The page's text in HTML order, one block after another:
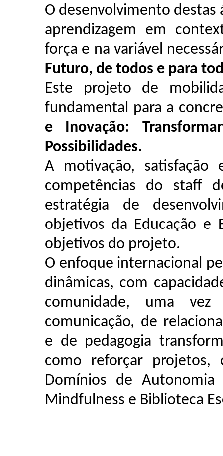
O desenvolvimento destas
aprendizagem em
força e na variável
Futuro, de todos e para
Este projeto de
fundamental para a
e Inovação:
Possibilidades.
A motivação, satisfação
competências do staff
estratégia de
objetivos da Educação e
objetivos do projeto.
O enfoque internacional
dinâmicas, com
comunidade, uma
comunicação, de
e de pedagogia
como reforçar projetos,
Domínios de Autonomia
Mindfulness e Biblioteca